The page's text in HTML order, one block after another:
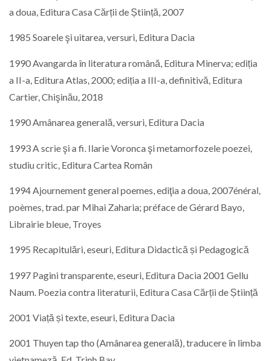
a doua, Editura Casa Cărții de Știință, 2007
1985 Soarele şi uitarea, versuri, Editura Dacia
1990 Avangarda în literatura română, Editura Minerva; ediția
a II-a, Editura Atlas, 2000; ediția a III-a, definitivă, Editura
Cartier, Chişinău, 2018
1990 Amânarea generală, versuri, Editura Dacia
1993 A scrie şi a fi. Ilarie Voronca şi metamorfozele poezei,
studiu critic, Editura Cartea Român
1994 Ajournement general poemes, ediţia a doua, 2007énéral,
poèmes, trad. par Mihai Zaharia; préface de Gérard Bayo,
Librairie bleue, Troyes
1995 Recapitulări, eseuri, Editura Didactică și Pedagogică
1997 Pagini transparente, eseuri, Editura Dacia 2001 Gellu
Naum. Poezia contra literaturii, Editura Casa Cărții de Știință
2001 Viață și texte, eseuri, Editura Dacia
2001 Thuyen tap tho (Amânarea generală), traducere în limba